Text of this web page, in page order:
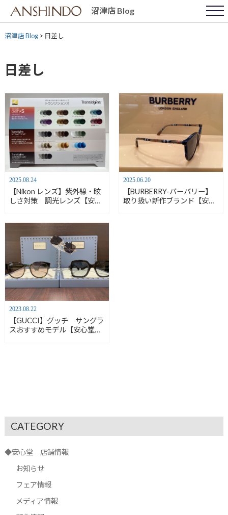
content
沼津店 Blog
沼津店 Blog> 日差し
日差し
2025.08.24
【Nikon レンズ】紫外線・眩
しさ対策 調光レンズ【安心
2025.06.20
【BURBERRY-バーバリー】
取り扱い新作ブランド【安心
2023.08.22
【GUCCI】グッチ サングラ
スおすすめモデル【安心堂沼
CATEGORY
◆安心堂 店舗情報
お知らせ
フェア情報
メディア情報